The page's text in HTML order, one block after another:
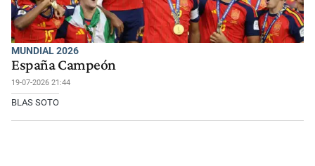
MUNDIAL 2026
España Campeón
19-07-2026 21:44
BLAS SOTO